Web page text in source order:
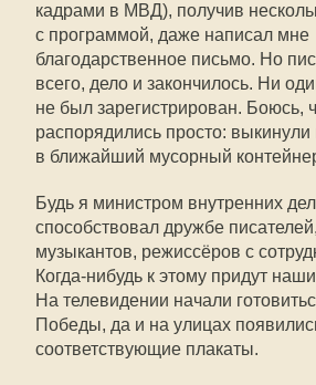
кадрами в МВД), получив
с программой, даже написал мне
благодарственное письмо. Но
всего, дело и закончилось. Ни
не был зарегистрирован. Боюсь,
распорядились просто: выкинули
в ближайший мусорный
Будь я министром внутренних
способствовал дружбе
музыкантов, режиссёров с
Когда-нибудь к этому придут
На телевидении начали
Победы, да и на улицах
соответствующие плакаты.